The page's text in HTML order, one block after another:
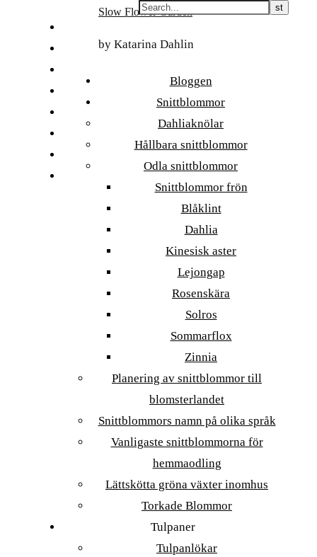
Slow Flower Garden
by Katarina Dahlin
Bloggen
Snittblommor
Dahliaknölar
Hållbara snittblommor
Odla snittblommor
Snittblommor frön
Blåklint
Dahlia
Kinesisk aster
Lejongap
Rosenskära
Solros
Sommarflox
Zinnia
Planering av snittblommor till
blomsterlandet
Snittblommors namn på olika språk
Vanligaste snittblommorna för
hemmaodling
Lättskötta gröna växter inomhus
Torkade Blommor
Tulpaner
Tulpanlökar